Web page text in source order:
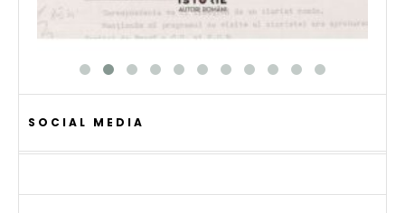
SOCIAL MEDIA